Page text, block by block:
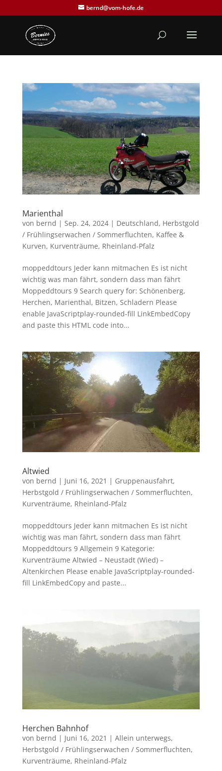
bernd@vom-hofe.de
Marienthal
von bernd | Sep. 24, 2024| Deutschland, Herbstgold
/ Frühlingserwachen / Sommerfluchten, Kaffee &
Kurven, Kurventräume, Rheinland-Pfalz
moppeddtours Jeder kann mitmachen Es ist nicht
wichtig was man fährt, sondern dass man fährt
Moppeddtours 9 Search query for: Schönenberg,
Herchen, Marienthal, Bitzen, Schladern Please
enable JavaScriptplay-rounded-fill LinkEmbedCopy
and paste this HTML code into...
Altwied
von bernd | Juni 16, 2021 | Gruppenausfahrt,
Herbstgold / Frühlingserwachen / Sommerfluchten,
Kurventräume, Rheinland-Pfalz
moppeddtours Jeder kann mitmachen Es ist nicht
wichtig was man fährt, sondern dass man fährt
Moppeddtours 9 Allgemein 9 Kategorie:
Kurventräume Altwied – Neustadt (Wied) –
Altenkirchen Please enable JavaScriptplay-rounded-
fill LinkEmbedCopy and paste...
Herchen Bahnhof
von bernd | Juni 16, 2021 | Allein unterwegs,
Herbstgold / Frühlingserwachen / Sommerfluchten,
Kurventräume, Rheinland-Pfalz